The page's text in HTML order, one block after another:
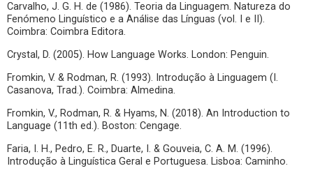
Carvalho, J. G. H. de (1986). Teoria da Linguagem. Natureza do
Fenómeno Linguístico e a Análise das Línguas (vol. I e II).
Coimbra: Coimbra Editora.
Crystal, D. (2005). How Language Works. London: Penguin.
Fromkin, V. & Rodman, R. (1993). Introdução à Linguagem (I.
Casanova, Trad.). Coimbra: Almedina.
Fromkin, V., Rodman, R. & Hyams, N. (2018). An Introduction to
Language (11th ed.). Boston: Cengage.
Faria, I. H., Pedro, E. R., Duarte, I. & Gouveia, C. A. M. (1996).
Introdução à Linguística Geral e Portuguesa. Lisboa: Caminho.